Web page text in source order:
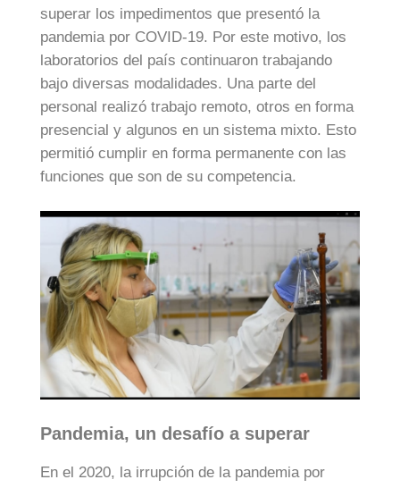
superar los impedimentos que presentó la
pandemia por COVID-19. Por este motivo, los
laboratorios del país continuaron trabajando
bajo diversas modalidades. Una parte del
personal realizó trabajo remoto, otros en forma
presencial y algunos en un sistema mixto. Esto
permitió cumplir en forma permanente con las
funciones que son de su competencia.
Pandemia, un desafío a superar
En el 2020, la irrupción de la pandemia por